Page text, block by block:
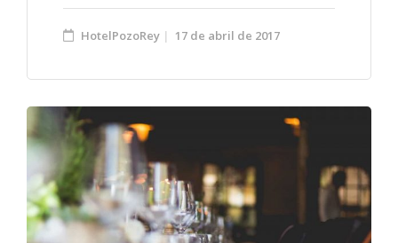
HotelPozoRey 17 de abril de 2017